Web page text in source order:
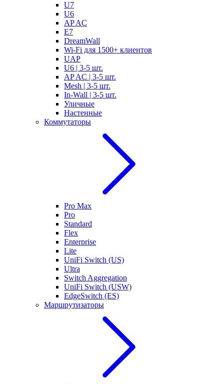
U7
U6
AP AC
E7
DreamWall
Wi-Fi для 1500+ клиентов
UAP
U6 | 3-5 шт.
AP AC | 3-5 шт.
Mesh | 3-5 шт.
In-Wall | 3-5 шт.
Уличные
Настенные
Коммутаторы
Pro Max
Pro
Standard
Flex
Enterprise
Lite
UniFi Switch (US)
Ultra
Switch Aggregation
UniFi Switch (USW)
EdgeSwitch (ES)
Маршрутизаторы